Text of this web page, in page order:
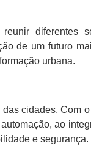
diferentes
de um futuro
urbana.
cidades. Com
ao
e segurança.